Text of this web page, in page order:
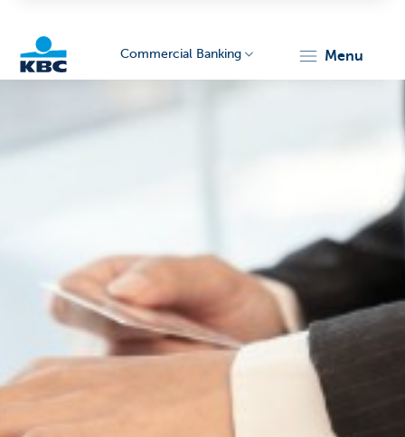
Commercial Banking menu